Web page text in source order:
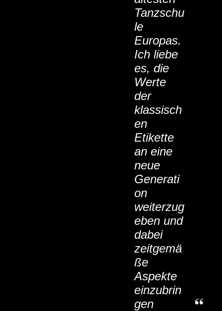
Tanzschu
le
Europas.
Ich liebe
es, die
Werte
der
klassisch
en
Etikette
an eine
neue
Generati
on
weiterzug
eben und
dabei
zeitgemä
ße
Aspekte
einzubrin
gen